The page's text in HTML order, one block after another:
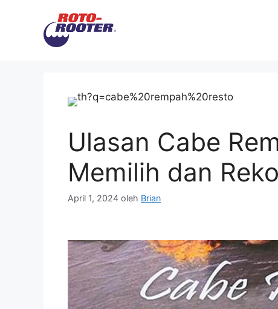
Ulasan Cabe
Memilih dan
April 1, 2024 oleh Brian